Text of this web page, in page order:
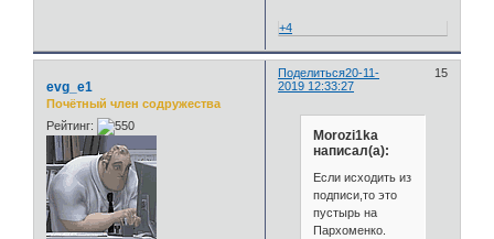
+4
Поделиться 15
20-11-
2019 12:33:27
evg_e1
Почётный член содружества
Рейтинг:
Morozi1ka
написал(а):
Если исходить из
подписи,то это
пустырь на
Пархоменко.